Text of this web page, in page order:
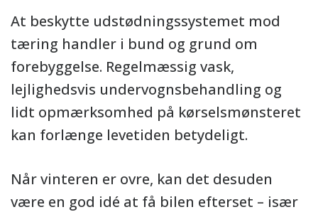
At beskytte udstødningssystemet mod
tæring handler i bund og grund om
forebyggelse. Regelmæssig vask,
lejlighedsvis undervognsbehandling og
lidt opmærksomhed på kørselsmønsteret
kan forlænge levetiden betydeligt.
Når vinteren er ovre, kan det desuden
være en god idé at få bilen efterset – især